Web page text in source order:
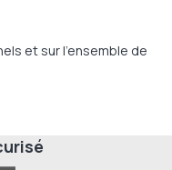
et sur l'ensemble de